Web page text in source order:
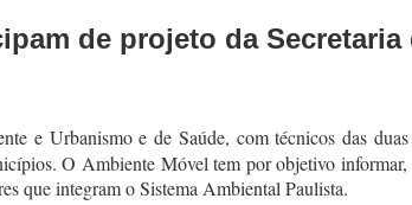
de projeto da
e Urbanismo e de Saúde, com técnicos das
O Ambiente Móvel tem por objetivo
que integram o Sistema Ambiental Paulista.